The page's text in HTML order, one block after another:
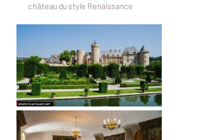
château du style Renaissance